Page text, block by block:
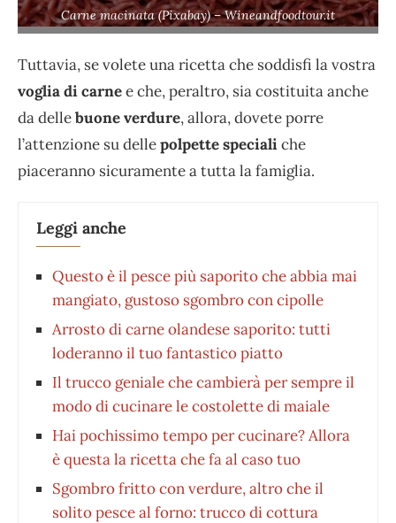
Carne macinata (Pixabay) – Wineandfoodtour.it
Tuttavia, se volete una ricetta che soddisfi la vostra
voglia di carnee che, peraltro, sia costituita anche
da dellebuone verdure, allora, dovete porre
l’attenzione su dellepolpette specialiche
piaceranno sicuramente a tutta la famiglia.
Leggi anche
Questo è il pesce più saporito che abbia mai
mangiato, gustoso sgombro con cipolle
Arrosto di carne olandese saporito: tutti
loderanno il tuo fantastico piatto
Il trucco geniale che cambierà per sempre il
modo di cucinare le costolette di maiale
Hai pochissimo tempo per cucinare? Allora
è questa la ricetta che fa al caso tuo
Sgombro fritto con verdure, altro che il
solito pesce al forno: trucco di cottura